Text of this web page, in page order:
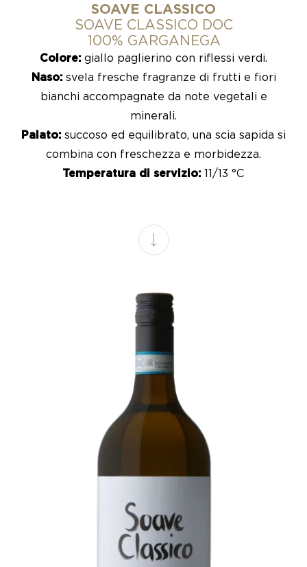
SOAVE CLASSICO
SOAVE CLASSICO DOC
100% GARGANEGA
Colore: giallo paglierino con riflessi verdi.
Naso:svela fresche fragranze di frutti e fiori
bianchi accompagnate da note vegetali e
minerali.
Palato: succoso ed equilibrato, una scia sapida si
combina con freschezza e morbidezza.
Temperatura di servizio: 11/13 °C